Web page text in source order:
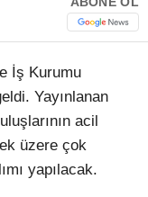
İş Kurumu
Yayınlanan
acil
üzere çok
yapılacak.